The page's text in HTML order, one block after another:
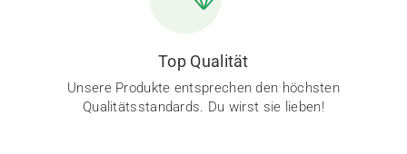
Top Qualität
Unsere Produkte entsprechen den höchsten
Qualitätsstandards. Du wirst sie lieben!